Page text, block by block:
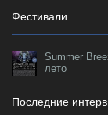
Фестивали
Summer
лето
Последние